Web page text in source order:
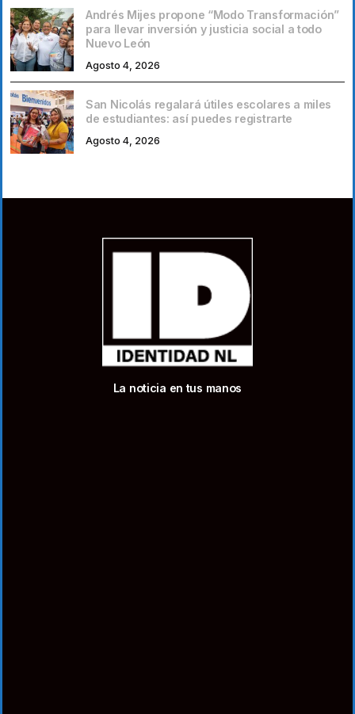
Andrés Mijes propone “Modo Transformación”
para llevar inversión y justicia social a todo
Nuevo León
Agosto 4, 2026
San Nicolás regalará útiles escolares a miles
de estudiantes: así puedes registrarte
Agosto 4, 2026
La noticia en tus manos